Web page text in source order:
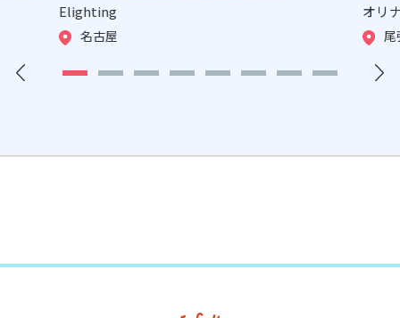
Elighting
名古屋
オリ